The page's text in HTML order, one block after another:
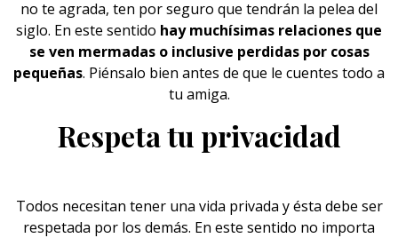
no te agrada, ten por seguro que tendrán la pelea del
siglo. En este sentido hay muchísimas relaciones que
se ven mermadas o inclusive perdidas por cosas
pequeñas. Piénsalo bien antes de que le cuentes todo a
tu amiga.
Respeta tu privacidad
Todos necesitan tener una vida privada y ésta debe ser
respetada por los demás. En este sentido no importa